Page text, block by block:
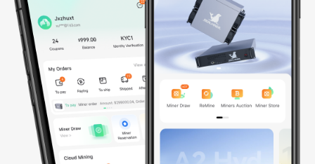
AIインフラストラクチャー
2023年以降、私たちは東南アジアにまたがるグローバルAIイン
フラを構築しており、2026年までに米国とノルウェーへ積極的
に拡大する予定です。GB200 NVL72、B200、さらに今後の
GB300 NVL72およびB300を含む数千台のNVIDIA GPUによって
駆動される当社の統合AIクラウドは、安全性・拡張性・省エネル
ギー性を兼ね備え、AIおよび機械学習の高度なワークロード向け
に最適化されています。これにより、シームレスなモデル学習、
効率的な展開、そしてグローバル規模でのインテリジェントなス